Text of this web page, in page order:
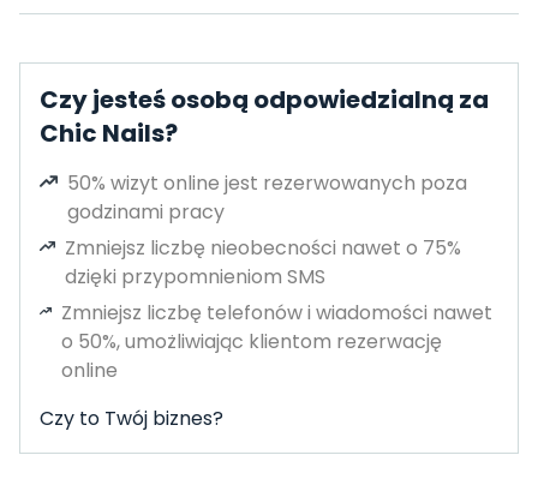
Czy jesteś osobą odpowiedzialną za
Chic Nails?
50% wizyt online jest rezerwowanych poza
godzinami pracy
Zmniejsz liczbę nieobecności nawet o 75%
dzięki przypomnieniom SMS
Zmniejsz liczbę telefonów i wiadomości nawet
o 50%, umożliwiając klientom rezerwację
online
Czy to Twój biznes?